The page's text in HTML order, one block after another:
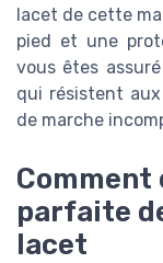
lacet de cette
pied et une
vous êtes
qui résistent
de marche
Comment
parfaite
lacet